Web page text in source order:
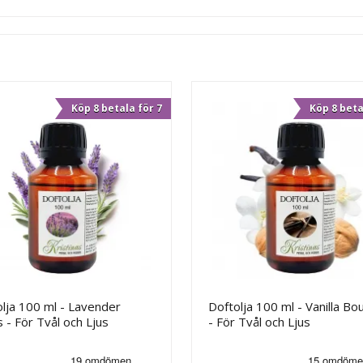
Köp 8 betala för 7
100 ml - Lavender
- För Tvål och Ljus
Köp 8
Doftolja 100 ml - Vanilla
- För Tvål och Ljus